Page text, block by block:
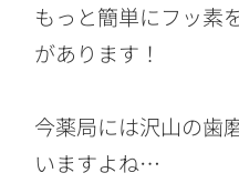
もっと簡単にフッ素
があります！
今薬局には沢山の歯
いますよね…